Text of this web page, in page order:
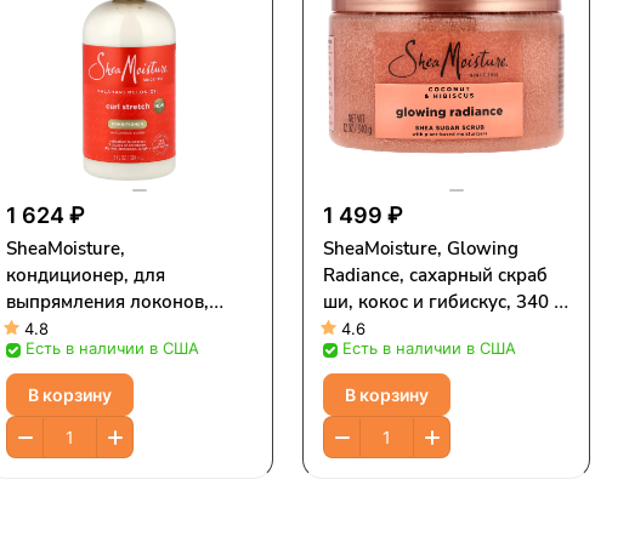
1 624 ₽
SheaMoisture,
кондиционер, для
выпрямления локонов,
масло калахарской дыни,
384 мл (13 жидк. унций)
4.8
Есть в наличии в США
В корзину
1 499 ₽
SheaMoisture, Glowing
Radiance, сахарный скраб
ши, кокос и гибискус, 340 г
(12 унций)
4.6
Есть в наличии в США
В корзину